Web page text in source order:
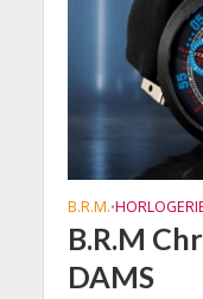
B.R.M.•
B.R.M
DAMS